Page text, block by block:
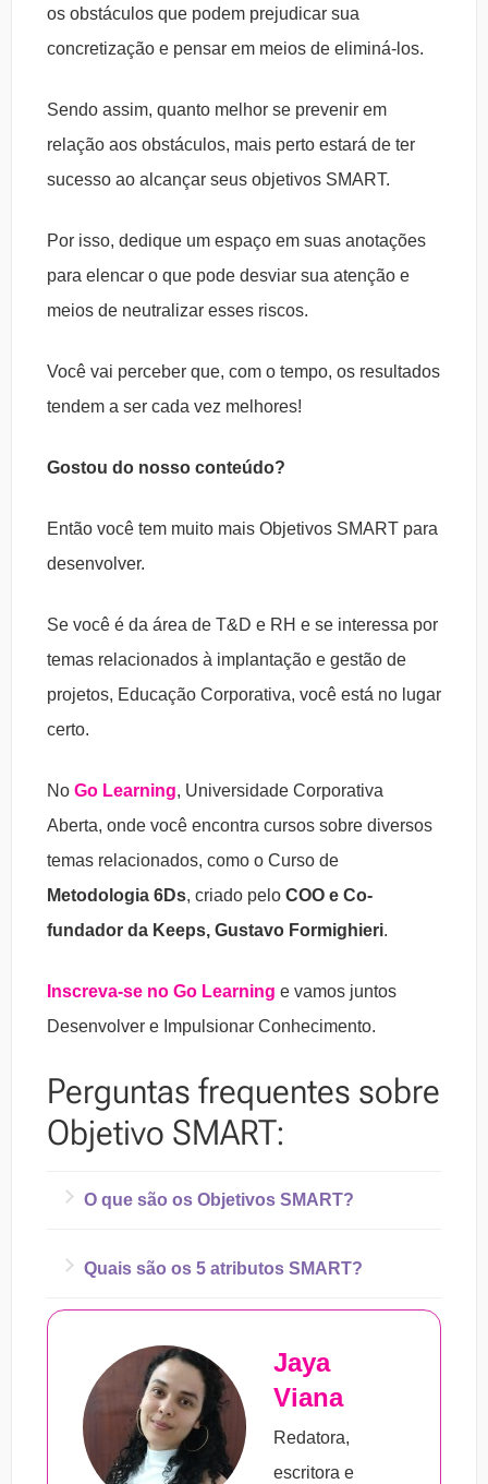
os obstáculos que podem prejudicar sua
concretização e pensar em meios de eliminá-los.
Sendo assim, quanto melhor se prevenir em
relação aos obstáculos, mais perto estará de ter
sucesso ao alcançar seus objetivos SMART.
Por isso, dedique um espaço em suas anotações
para elencar o que pode desviar sua atenção e
meios de neutralizar esses riscos.
Você vai perceber que, com o tempo, os resultados
tendem a ser cada vez melhores!
Gostou do nosso conteúdo?
Então você tem muito mais Objetivos SMART para
desenvolver.
Se você é da área de T&D e RH e se interessa por
temas relacionados à implantação e gestão de
projetos, Educação Corporativa, você está no lugar
certo.
No Go Learning, Universidade Corporativa
Aberta, onde você encontra cursos sobre diversos
temas relacionados, como o Curso de
Metodologia 6Ds, criado pelo COO e Co-
fundador da Keeps, Gustavo Formighieri.
Inscreva-se no Go Learning e vamos juntos
Desenvolver e Impulsionar Conhecimento.
Perguntas frequentes sobre
Objetivo SMART:
O que são os Objetivos SMART?
Os Objetivos SMART são definições criadas
pretende evoluir. Esses objetivos têm como
alicerce a metodologia SMART,
desenvolvida no ano de 1981, com intenção
de ajudar os gestores das organizações a
Quais são os 5 atributos SMART?
bem definidos, com metas compreensíveis e
transparentes.
2. M – mensuráveis: precisam ser passíveis
de medição como método de análise dos
Jaya
Viana
Redatora,
escritora e